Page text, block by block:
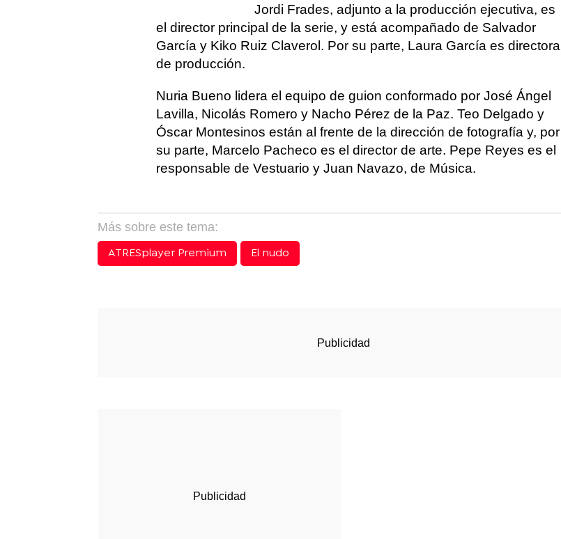
Jordi Frades, adjunto a la producción ejecutiva, es
el director principal de la serie, y está acompañado de Salvador
García y Kiko Ruiz Claverol. Por su parte, Laura García es directora
de producción.
Nuria Bueno lidera el equipo de guion conformado por José Ángel
Lavilla, Nicolás Romero y Nacho Pérez de la Paz. Teo Delgado y
Óscar Montesinos están al frente de la dirección de fotografía y, por
su parte, Marcelo Pacheco es el director de arte. Pepe Reyes es el
responsable de Vestuario y Juan Navazo, de Música.
Más sobre este tema:
ATRESplayer Premium
El nudo